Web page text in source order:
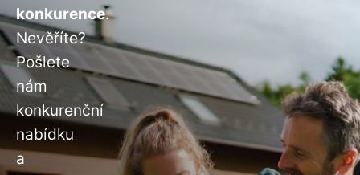
konkurence.
Nevěříte?
Pošlete
nám
konkurenční
nabídku
a